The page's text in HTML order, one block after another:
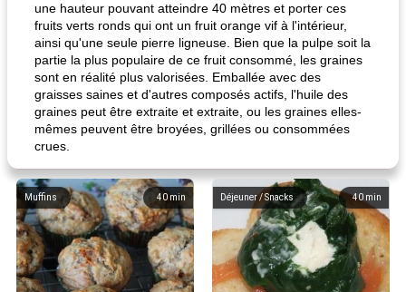
une hauteur pouvant atteindre 40 mètres et porter ces
fruits verts ronds qui ont un fruit orange vif à l'intérieur,
ainsi qu'une seule pierre ligneuse. Bien que la pulpe soit la
partie la plus populaire de ce fruit consommé, les graines
sont en réalité plus valorisées. Emballée avec des
graisses saines et d'autres composés actifs, l'huile des
graines peut être extraite et extraite, ou les graines elles-
mêmes peuvent être broyées, grillées ou consommées
crues.
40 min
Muffins 40 min
Déjeuner / Snacks